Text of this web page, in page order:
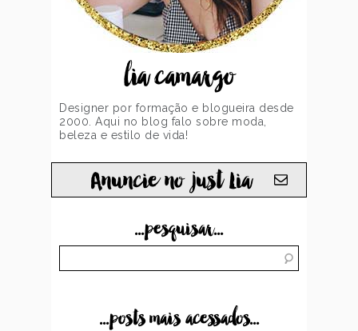
lia camargo
Designer por formação e blogueira desde
2000. Aqui no blog falo sobre moda,
beleza e estilo de vida!
Anuncie no just Lia
...pesquisar...
...posts mais acessados...